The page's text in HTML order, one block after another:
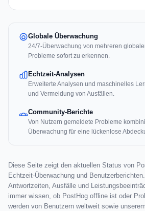
Globale Überwachung
24/7-Überwachung von mehreren
Probleme sofort zu erkennen.
Echtzeit-Analysen
Erweiterte Analysen und maschinelles
und Vermeidung von Ausfällen.
Community-Berichte
Von Nutzern gemeldete Probleme
Überwachung für eine lückenlose
Diese Seite zeigt den aktuellen Status von
Echtzeit-Überwachung und
Antwortzeiten, Ausfälle und
immer wissen, ob PostHog offline ist oder
werden von Benutzern weltweit sowie